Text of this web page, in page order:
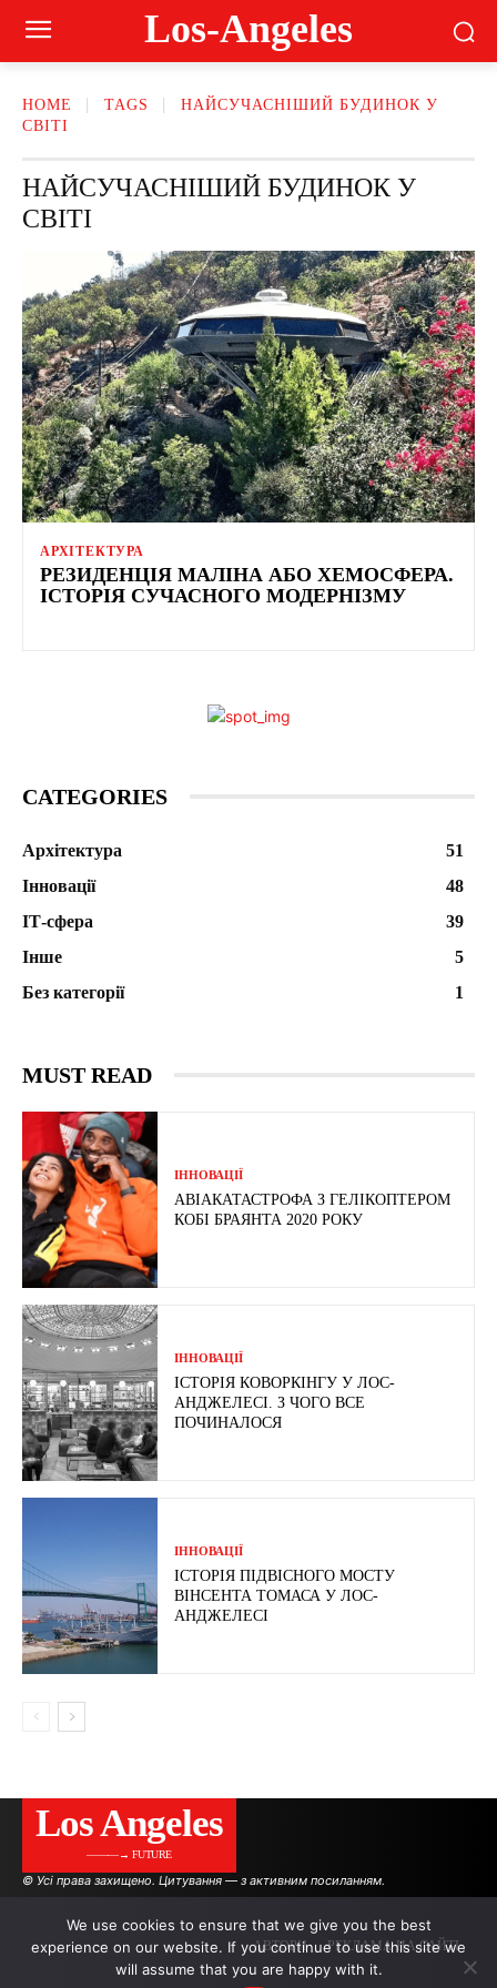
Los-Angeles
HOME TAGS
НАЙСУЧАСНІШИЙ БУДИНОК У
СВІТІ
НАЙСУЧАСНІШИЙ БУДИНОК У
СВІТІ
АРХІТЕКТУРА
РЕЗИДЕНЦІЯ МАЛІНА АБО ХЕМОСФЕРА.
ІСТОРІЯ СУЧАСНОГО МОДЕРНІЗМУ
CATEGORIES
Архітектура
51
Інновації
48
ІТ-сфера
39
Інше
5
Без категорії
1
MUST READ
ІННОВАЦІЇ
АВІАКАТАСТРОФА З ГЕЛІКОПТЕРОМ
КОБІ БРАЯНТА 2020 РОКУ
ІННОВАЦІЇ
ІСТОРІЯ КОВОРКІНГУ У ЛОС-
АНДЖЕЛЕСІ. З ЧОГО ВСЕ
ПОЧИНАЛОСЯ
ІННОВАЦІЇ
ІСТОРІЯ ПІДВІСНОГО МОСТУ
ВІНСЕНТА ТОМАСА У ЛОС-
АНДЖЕЛЕСІ
Los Angeles
———→ FUTURE
© Усі права захищено. Цитування — з активним посиланням.
АВТОРИ РЕКЛАМА НА САЙТІ
We use cookies to ensure that we give you the best
experience on our website. If you continue to use this site we
will assume that you are happy with it.